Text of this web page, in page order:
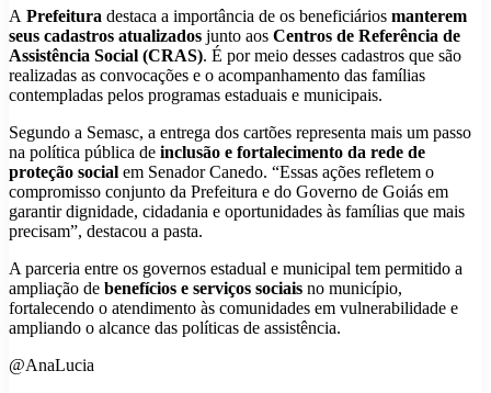
A Prefeitura destaca a importância de os beneficiários manterem
seus cadastros atualizados junto aos Centros de Referência de
Assistência Social (CRAS). É por meio desses cadastros que são
realizadas as convocações e o acompanhamento das famílias
contempladas pelos programas estaduais e municipais.
Segundo a Semasc, a entrega dos cartões representa mais um passo
na política pública de inclusão e fortalecimento da rede de
proteção social em Senador Canedo. “Essas ações refletem o
compromisso conjunto da Prefeitura e do Governo de Goiás em
garantir dignidade, cidadania e oportunidades às famílias que mais
precisam”, destacou a pasta.
A parceria entre os governos estadual e municipal tem permitido a
ampliação de benefícios e serviços sociais no município,
fortalecendo o atendimento às comunidades em vulnerabilidade e
ampliando o alcance das políticas de assistência.
@AnaLucia